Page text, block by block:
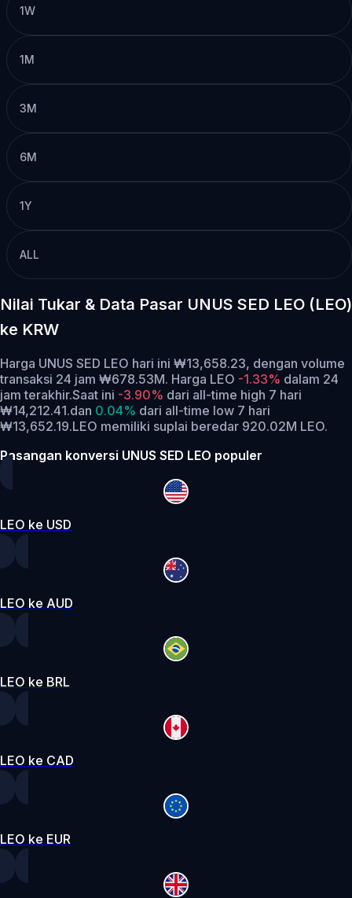
1W
1M
3M
6M
1Y
ALL
Nilai Tukar & Data Pasar UNUS SED LEO (LEO)
ke KRW
Harga UNUS SED LEO hari ini ₩13,658.23, dengan volume
transaksi 24 jam ₩678.53M. Harga LEO -1.33% dalam 24
jam terakhir.Saat ini -3.90% dari all-time high 7 hari
₩14,212.41.dan 0.04% dari all-time low 7 hari
₩13,652.19.LEO memiliki suplai beredar 920.02M LEO.
Pasangan konversi UNUS SED LEO populer
LEO ke USD
LEO ke AUD
LEO ke BRL
LEO ke CAD
LEO ke EUR